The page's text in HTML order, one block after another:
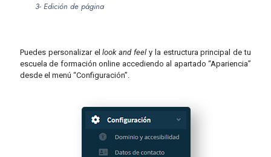
3- Edición de página
Puedes personalizar ellook and feel y la estructura principal de tu
escuela de formación online accediendo al apartado “Apariencia”
desde el menú “Configuración”.